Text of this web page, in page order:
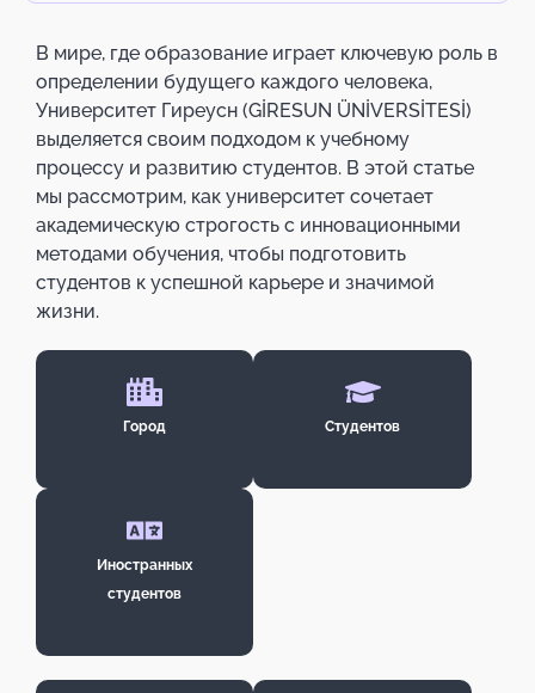
В мире, где образование играет ключевую роль в
определении будущего каждого человека,
Университет Гиреусн (GİRESUN ÜNİVERSİTESİ)
выделяется своим подходом к учебному
процессу и развитию студентов. В этой статье
мы рассмотрим, как университет сочетает
академическую строгость с инновационными
методами обучения, чтобы подготовить
студентов к успешной карьере и значимой
жизни.
Город Студентов
Иностранных
студентов